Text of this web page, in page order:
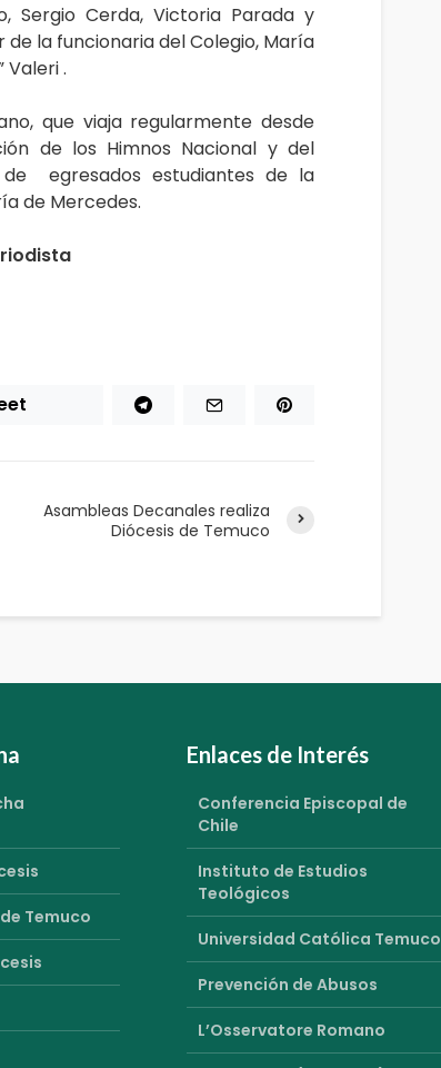
Sergio Cerda, Victoria Parada y
la funcionaria del Colegio, María
Valeri .
que viaja regularmente desde
de los Himnos Nacional y del
egresados estudiantes de la
de Mercedes.
Asambleas Decanales realiza
Diócesis de Temuco
Temuco
Enlaces de Interés
Conferencia Episcopal de
Chile
Instituto de Estudios
Teológicos
Universidad Católica Temuco
Prevención de Abusos
L’Osservatore Romano